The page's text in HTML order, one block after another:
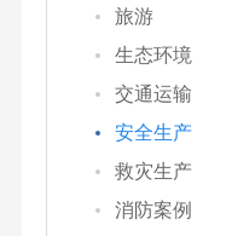
旅游
生态环境
交通运输
安全生产
救灾生产
消防案例